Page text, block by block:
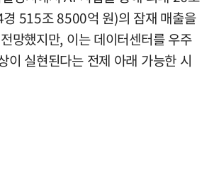
515조 8500억 원)의 잠재 매출을
망했지만, 이는 데이터센터를 우주
이 실현된다는 전제 아래 가능한 시